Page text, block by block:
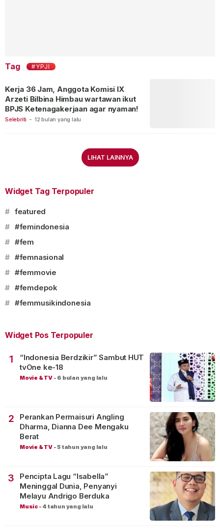
Tag #YPJI
Selebriti - 12 bulan yang lalu
Kerja 36 Jam, Anggota Komisi IX
Arzeti Bilbina Himbau wartawan ikut
BPJS Ketenagakerjaan agar nyaman!
LIHAT LAINNYA
Widget Tag Terpopuler
# featured
# #femindonesia
# #fem
# #femnasional
# #femmovie
# #femdepok
# #femmusikindonesia
Widget Pos Terpopuler
1
“Indonesia Berdzikir” Sambut HUT
tvOne ke-18
Movie & TV - 6 bulan yang lalu
2
Perankan Permaisuri Angling
Dharma, Dianna Dee Mengaku
Berat
Movie & TV -5 tahun yang lalu
3
Pencipta Lagu “Isabella”
Meninggal Dunia, Penyanyi
Melayu Andrigo Berduka
Music - 4 tahun yang lalu